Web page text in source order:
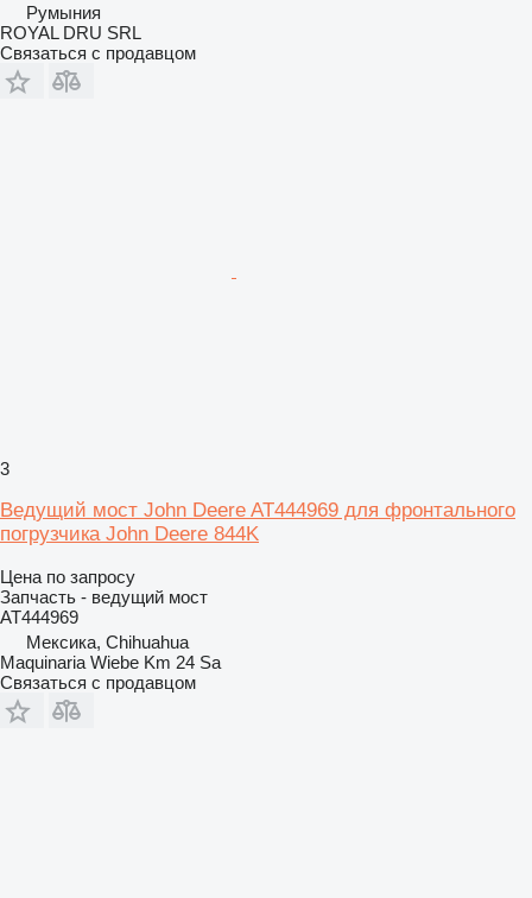
Румыния
ROYAL DRU SRL
Связаться с продавцом
3
Ведущий мост John Deere AT444969 для фронтального
погрузчика John Deere 844K
Цена по запросу
Запчасть - ведущий мост
AT444969
Мексика, Chihuahua
Maquinaria Wiebe Km 24 Sa
Связаться с продавцом